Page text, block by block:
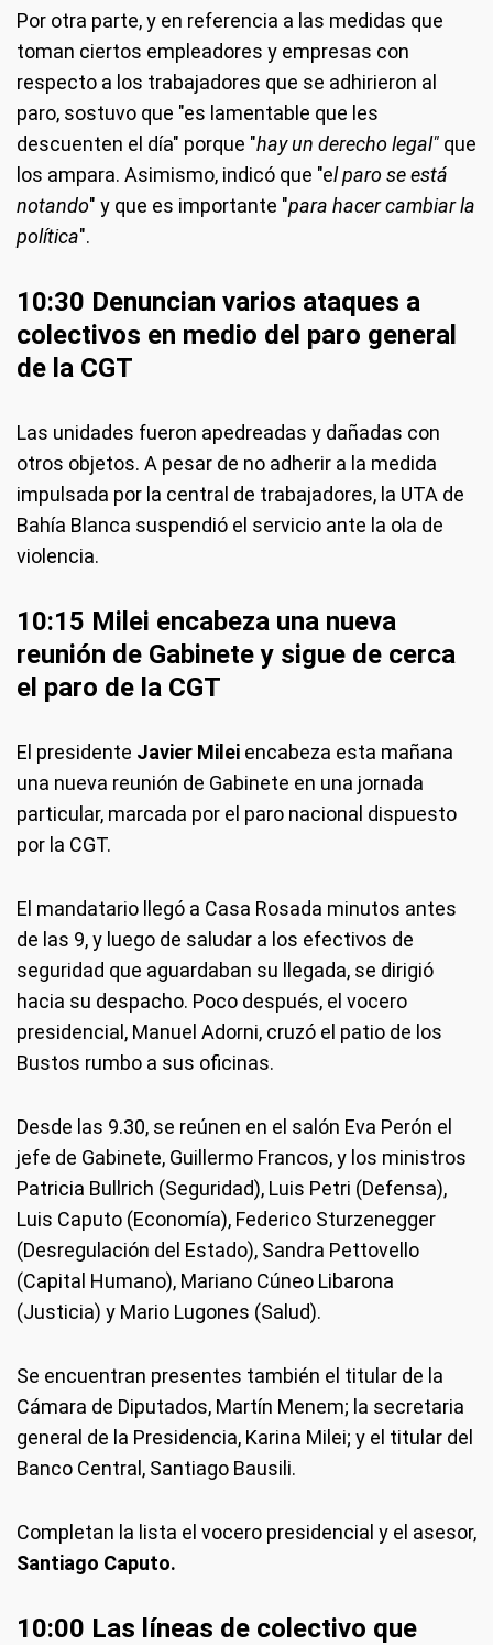
Por otra parte, y en referencia a las medidas que
toman ciertos empleadores y empresas con
respecto a los trabajadores que se adhirieron al
paro, sostuvo que "es lamentable que les
descuenten el día" porque "hay un derecho legal" que
los ampara. Asimismo, indicó que "el paro se está
notando" y que es importante "para hacer cambiar la
política".
10:30 Denuncian varios ataques a
colectivos en medio del paro general
de la CGT
Las unidades fueron apedreadas y dañadas con
otros objetos. A pesar de no adherir a la medida
impulsada por la central de trabajadores, la UTA de
Bahía Blanca suspendió el servicio ante la ola de
violencia.
10:15 Milei encabeza una nueva
reunión de Gabinete y sigue de cerca
el paro de la CGT
El presidente Javier Milei encabeza esta mañana
una nueva reunión de Gabinete en una jornada
particular, marcada por el paro nacional dispuesto
por la CGT.
El mandatario llegó a Casa Rosada minutos antes
de las 9, y luego de saludar a los efectivos de
seguridad que aguardaban su llegada, se dirigió
hacia su despacho. Poco después, el vocero
presidencial, Manuel Adorni, cruzó el patio de los
Bustos rumbo a sus oficinas.
Desde las 9.30, se reúnen en el salón Eva Perón el
jefe de Gabinete, Guillermo Francos, y los ministros
Patricia Bullrich (Seguridad), Luis Petri (Defensa),
Luis Caputo (Economía), Federico Sturzenegger
(Desregulación del Estado), Sandra Pettovello
(Capital Humano), Mariano Cúneo Libarona
(Justicia) y Mario Lugones (Salud).
Se encuentran presentes también el titular de la
Cámara de Diputados, Martín Menem; la secretaria
general de la Presidencia, Karina Milei; y el titular del
Banco Central, Santiago Bausili.
Completan la lista el vocero presidencial y el asesor,
Santiago Caputo.
10:00 Las líneas de colectivo que